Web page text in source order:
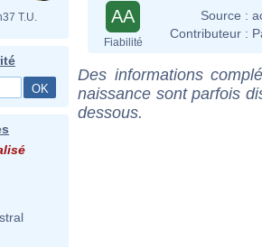
T.U.
AA
Fiabilité
Source :
Contributeur :
Des informations
naissance sont parfois
dessous.